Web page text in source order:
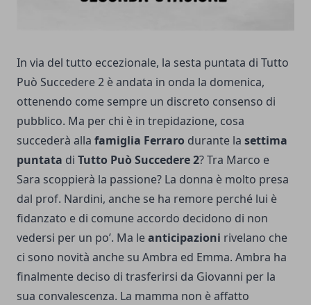
In via del tutto eccezionale, la sesta puntata di Tutto
Può Succedere 2 è andata in onda la domenica,
ottenendo come sempre un discreto consenso di
pubblico. Ma per chi è in trepidazione, cosa
succederà alla famiglia Ferraro durante la settima
puntata di Tutto Può Succedere 2? Tra Marco e
Sara scoppierà la passione? La donna è molto presa
dal prof. Nardini, anche se ha remore perché lui è
fidanzato e di comune accordo decidono di non
vedersi per un po’. Ma leanticipazioni rivelano che
ci sono novità anche su Ambra ed Emma. Ambra ha
finalmente deciso di trasferirsi da Giovanni per la
sua convalescenza. La mamma non è affatto